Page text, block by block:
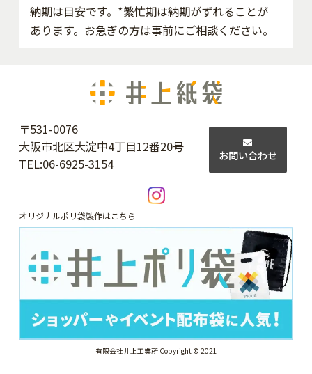
納期は目安です。*繁忙期は納期がずれることが
あります。お急ぎの方は事前にご相談ください。
〒531-0076
大阪市北区大淀中4丁目12番20号
TEL:06-6925-3154
お問い合わせ
オリジナルポリ袋製作はこちら
有限会社井上工業所 Copyright © 2021